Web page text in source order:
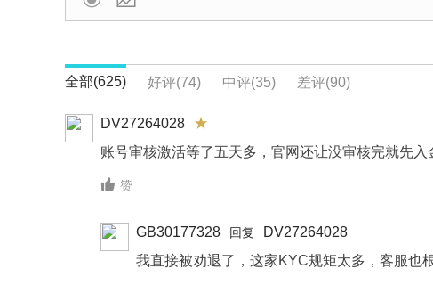
我们赢得了很多由《投资趋势》、德勤和Compare
全部(625) 好评(74) 中评(35) 差评(90)
DV27264028
账号审核激活等了五天多，官网还让没审核完就先
 赞
GB30177328 回复 DV27264028
我直接被劝退了，这家KYC规矩太多，客服也